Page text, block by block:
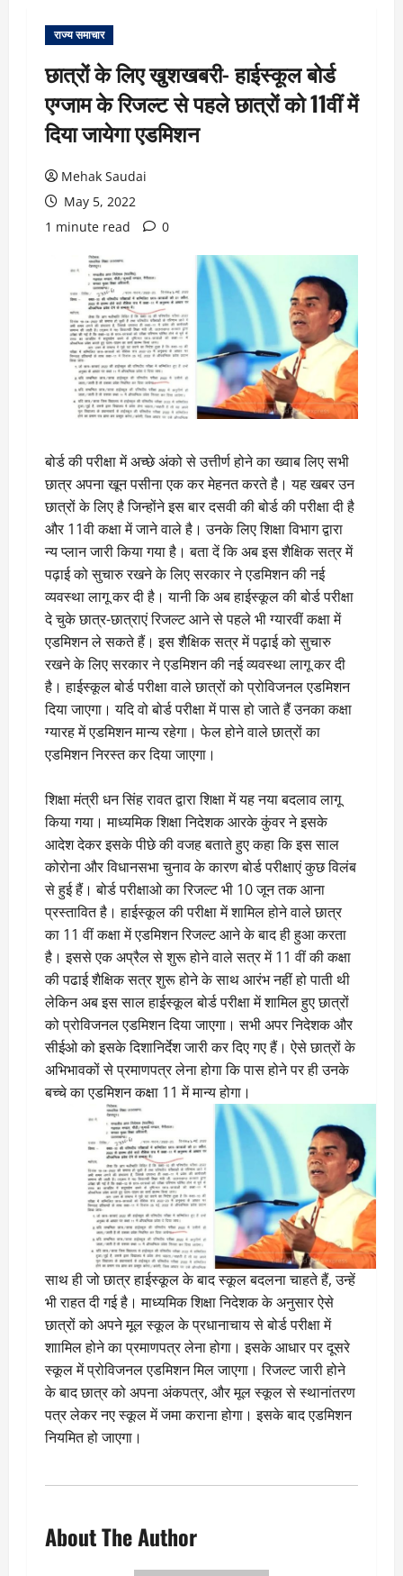
राज्य समाचार
छात्रों के लिए खुशखबरी- हाईस्कूल बोर्ड
एग्जाम के रिजल्ट से पहले छात्राें को 11वीं में
दिया जायेगा एडमिशन
Mehak Saudai
May 5, 2022
1 minute read
0
बोर्ड की परीक्षा में अच्छे अंको से उत्तीर्ण होने का ख्वाब लिए सभी
छात्र अपना खून पसीना एक कर मेहनत करते है। यह खबर उन
छात्रों के लिए है जिन्होंने इस बार दसवी की बोर्ड की परीक्षा दी है
और 11वी कक्षा में जाने वाले है। उनके लिए शिक्षा विभाग द्वारा
न्य प्लान जारी किया गया है। बता दें कि अब इस शैक्षिक सत्र में
पढ़ाई को सुचारु रखने के लिए सरकार ने एडमिशन की नई
व्यवस्था लागू कर दी है। यानी कि अब हाईस्कूल की बोर्ड परीक्षा
दे चुके छात्र-छात्राएं रिजल्ट आने से पहले भी ग्यारवीं कक्षा में
एडमिशन ले सकते हैं। इस शैक्षिक सत्र में पढ़ाई को सुचारु
रखने के लिए सरकार ने एडमिशन की नई व्यवस्था लागू कर दी
है। हाईस्कूल बोर्ड परीक्षा वाले छात्रों को प्रोविजनल एडमिशन
दिया जाएगा। यदि वो बोर्ड परीक्षा में पास हो जाते हैं उनका कक्षा
ग्यारह में एडमिशन मान्य रहेगा। फेल होने वाले छात्रों का
एडमिशन निरस्त कर दिया जाएगा।
शिक्षा मंत्री धन सिंह रावत द्वारा शिक्षा में यह नया बदलाव लागू
किया गया। माध्यमिक शिक्षा निदेशक आरके कुंवर ने इसके
आदेश देकर इसके पीछे की वजह बताते हुए कहा कि इस साल
कोरोना और विधानसभा चुनाव के कारण बोर्ड परीक्षाएं कुछ विलंब
से हुई हैं। बोर्ड परीक्षाओ का रिजल्ट भी 10 जून तक आना
प्रस्तावित है। हाईस्कूल की परीक्षा में शामिल होने वाले छात्र
का 11 वीं कक्षा में एडमिशन रिजल्ट आने के बाद ही हुआ करता
है। इससे एक अप्रैल से शुरू होने वाले सत्र में 11 वीं की कक्षा
की पढाई शैक्षिक सत्र शुरू होने के साथ आरंभ नहीं हो पाती थी
लेकिन अब इस साल हाईस्कूल बोर्ड परीक्षा में शामिल हुए छात्रों
को प्रोविजनल एडमिशन दिया जाएगा। सभी अपर निदेशक और
सीईओ को इसके दिशानिर्देश जारी कर दिए गए हैं। ऐसे छात्रों के
अभिभावकों से प्रमाणपत्र लेना होगा कि पास होने पर ही उनके
बच्चे का एडमिशन कक्षा 11 में मान्य होगा।
साथ ही जो छात्र हाईस्कूल के बाद स्कूल बदलना चाहते हैं, उन्हें
भी राहत दी गई है। माध्यमिक शिक्षा निदेशक के अनुसार ऐसे
छात्रों को अपने मूल स्कूल के प्रधानाचाय से बोर्ड परीक्षा में
शाामिल होने का प्रमाणपत्र लेना होगा। इसके आधार पर दूसरे
स्कूल में प्रोविजनल एडमिशन मिल जाएगा। रिजल्ट जारी होने
के बाद छात्र को अपना अंकपत्र, और मूल स्कूल से स्थानांतरण
पत्र लेकर नए स्कूल में जमा कराना होगा। इसके बाद एडमिशन
नियमित हो जाएगा।
About The Author